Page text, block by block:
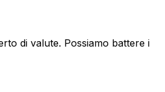
di valute. Possiamo battere i